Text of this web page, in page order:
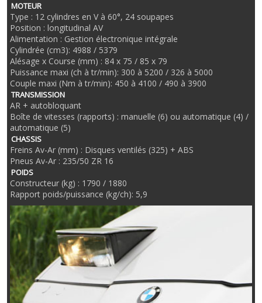
MOTEUR
Type : 12 cylindres en V à 60°, 24 soupapes
Position : longitudinal AV
Alimentation : Gestion électronique intégrale
Cylindrée (cm3): 4988 / 5379
Alésage x Course (mm) : 84 x 75 / 85 x 79
Puissance maxi (ch à tr/min): 300 à 5200 / 326 à 5000
Couple maxi (Nm à tr/min): 450 à 4100 / 490 à 3900
TRANSMISSION
AR + autobloquant
Boîte de vitesses (rapports) : manuelle (6) ou automatique (4) /
automatique (5)
CHASSIS
Freins Av-Ar (mm) : Disques ventilés (325) + ABS
Pneus Av-Ar : 235/50 ZR 16
POIDS
Constructeur (kg) : 1790 / 1880
Rapport poids/puissance (kg/ch): 5,9